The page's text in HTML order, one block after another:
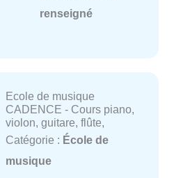
renseigné
Ecole de musique
CADENCE - Cours piano,
violon, guitare, flûte,
Catégorie : École de
musique